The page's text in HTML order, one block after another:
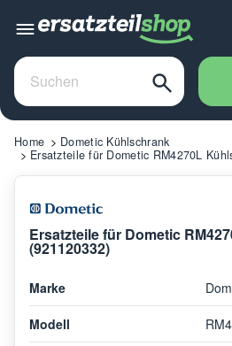
Home
Dometic Kühlschrank
Ersatzteile für Dometic RM4270L
Ersatzteile für Dometic
(921120332)
Marke
Modell